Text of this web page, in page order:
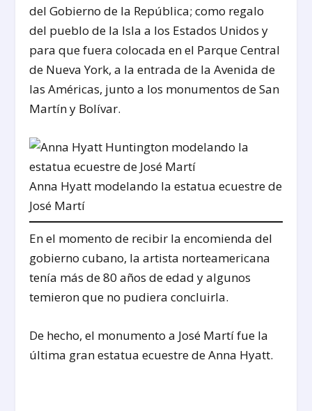
del Gobierno de la República; como regalo
del pueblo de la Isla a los Estados Unidos y
para que fuera colocada en el Parque Central
de Nueva York, a la entrada de la Avenida de
las Américas, junto a los monumentos de San
Martín y Bolívar.
Anna Hyatt modelando la estatua ecuestre de
José Martí
En el momento de recibir la encomienda del
gobierno cubano, la artista norteamericana
tenía más de 80 años de edad y algunos
temieron que no pudiera concluirla.
De hecho, el monumento a José Martí fue la
última gran estatua ecuestre de Anna Hyatt.